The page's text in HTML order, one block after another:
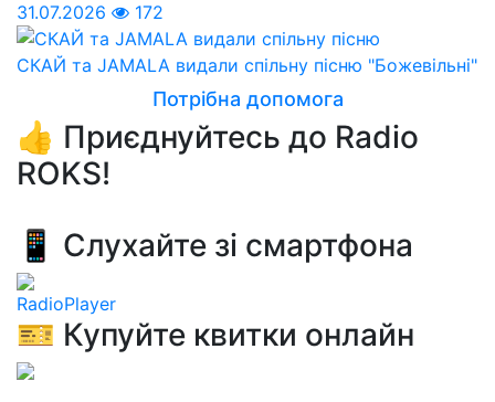
31.07.2026
172
СКАЙ та JAMALA видали спільну пісню "Божевільні"
Потрібна допомога
👍 Приєднуйтесь до Radio
ROKS!
📱 Слухайте зі смартфона
RadioPlayer
🎫 Купуйте квитки онлайн